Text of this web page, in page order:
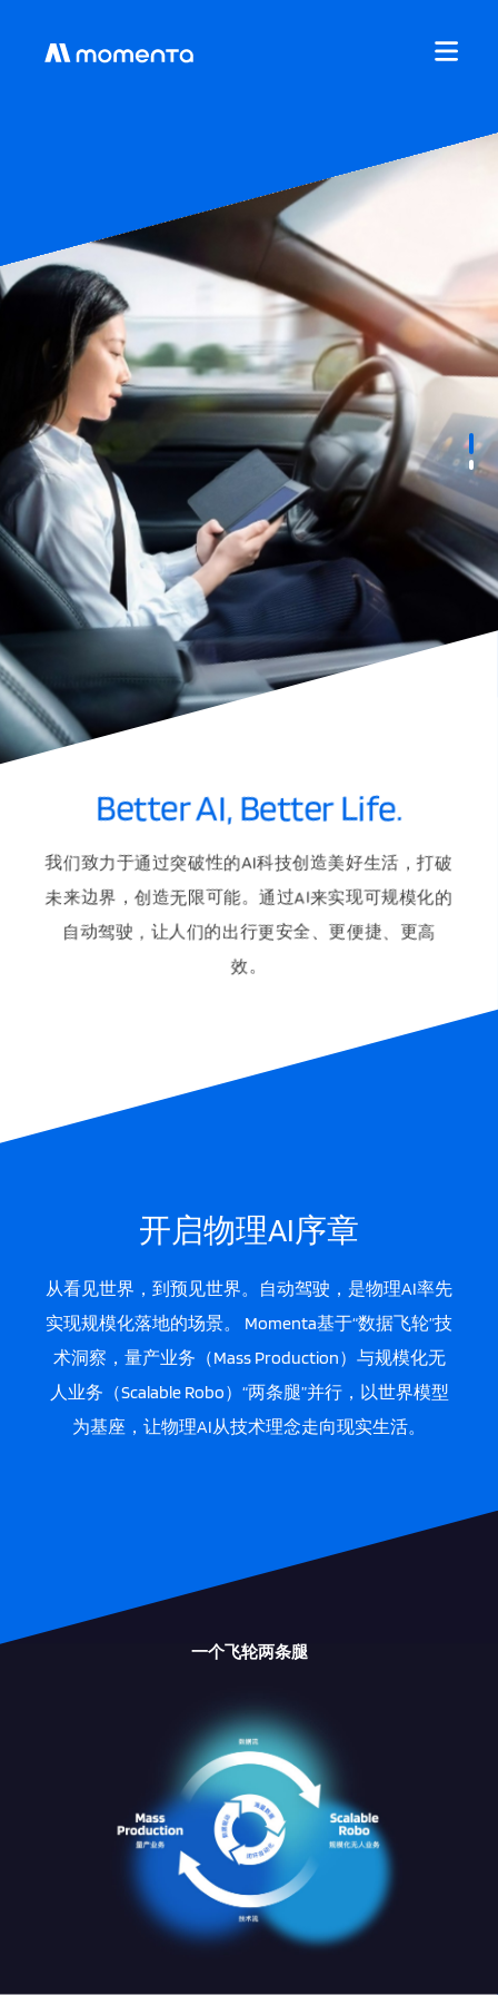
Better AI, Better Life.
我们致力于通过突破性的AI科技创造美好生活，打破
未来边界，创造无限可能。通过AI来实现可规模化的
自动驾驶，让人们的出行更安全、更便捷、更高
效。
开启物理AI序章
从看见世界，到预见世界。自动驾驶，是物理AI率先
实现规模化落地的场景。 Momenta基于“数据飞轮”技
术洞察，量产业务（Mass Production）与规模化无
人业务（Scalable Robo）“两条腿”并行，以世界模型
为基座，让物理AI从技术理念走向现实生活。
一个飞轮两条腿